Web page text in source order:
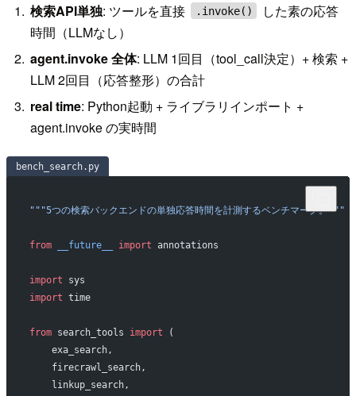
検索API単独: ツールを直接 .invoke()
した素の応答
時間（LLMなし）
agent.invoke 全体: LLM 1回目（tool_call決定）+ 検索 +
LLM 2回目（応答整形）の合計
real time: Python起動 + ライブラリインポート +
agent.invoke の実時間
bench_search.py
"""5つの検索バックエンドの単独応答時間を計測するベンチマーク。"""
from __future__ import annotations
import sys
import time
from search_tools import (
    exa_search,
    firecrawl_search,
    linkup_search,